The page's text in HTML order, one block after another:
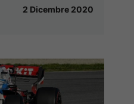
2 Dicembre 2020